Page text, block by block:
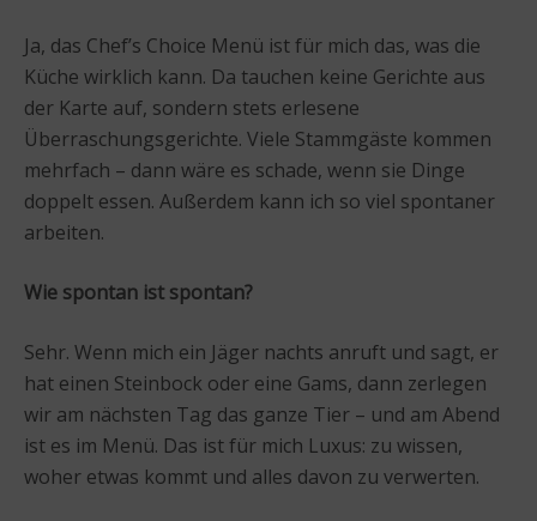
Ja, das Chef’s Choice Menü ist für mich das, was die
Küche wirklich kann. Da tauchen keine Gerichte aus
der Karte auf, sondern stets erlesene
Überraschungsgerichte. Viele Stammgäste kommen
mehrfach – dann wäre es schade, wenn sie Dinge
doppelt essen. Außerdem kann ich so viel spontaner
arbeiten.
Wie spontan ist spontan?
Sehr. Wenn mich ein Jäger nachts anruft und sagt, er
hat einen Steinbock oder eine Gams, dann zerlegen
wir am nächsten Tag das ganze Tier – und am Abend
ist es im Menü. Das ist für mich Luxus: zu wissen,
woher etwas kommt und alles davon zu verwerten.